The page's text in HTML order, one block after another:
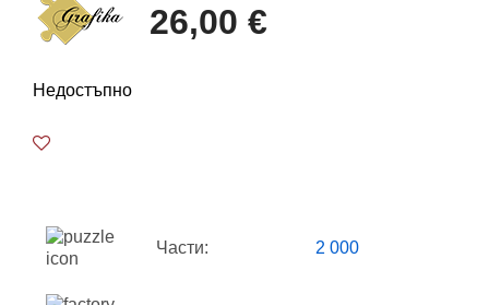
26,00 €
Недостъпно
Части: 2 000